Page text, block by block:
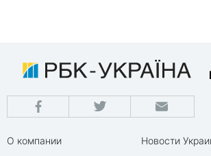
О компании
Новости